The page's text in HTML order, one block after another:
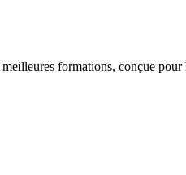
formations, conçue